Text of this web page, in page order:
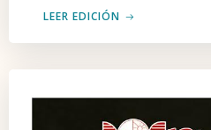
LEER EDICIÓN